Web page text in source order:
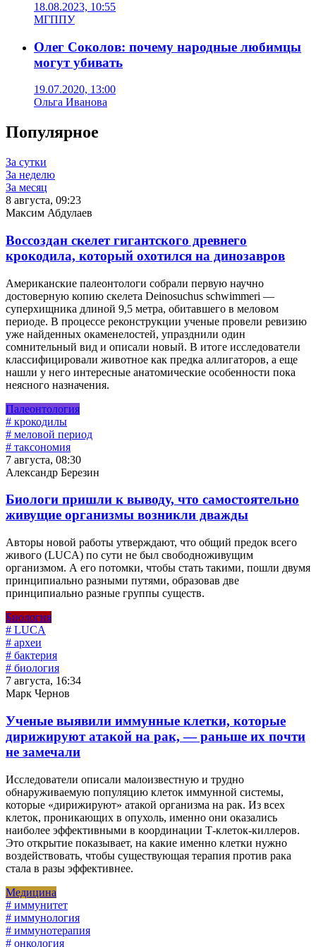
18.08.2023, 10:55
МГППУ
Олег Соколов: почему народные любимцы
могут убивать
19.07.2020, 13:00
Ольга Иванова
Популярное
За сутки
За неделю
За месяц
8 августа, 09:23
Максим Абдулаев
Воссоздан скелет гигантского древнего
крокодила, который охотился на динозавров
Американские палеонтологи собрали первую научно
достоверную копию скелета Deinosuchus schwimmeri —
суперхищника длиной 9,5 метра, обитавшего в меловом
периоде. В процессе реконструкции ученые провели ревизию
уже найденных окаменелостей, упразднили один
сомнительный вид и описали новый. В итоге исследователи
классифицировали животное как предка аллигаторов, а еще
нашли у него интересные анатомические особенности пока
неясного назначения.
Палеонтология
# крокодилы
# меловой период
# таксономия
7 августа, 08:30
Александр Березин
Биологи пришли к выводу, что самостоятельно
живущие организмы возникли дважды
Авторы новой работы утверждают, что общий предок всего
живого (LUCA) по сути не был свободноживущим
организмом. А его потомки, чтобы стать такими, пошли двумя
принципиально разными путями, образовав две
принципиально разные группы существ.
Биология
# LUCA
# археи
# бактерия
# биология
7 августа, 16:34
Марк Чернов
Ученые выявили иммунные клетки, которые
дирижируют атакой на рак, — раньше их почти
не замечали
Исследователи описали малоизвестную и трудно
обнаруживаемую популяцию клеток иммунной системы,
которые «дирижируют» атакой организма на рак. Из всех
клеток, проникающих в опухоль, именно они оказались
наиболее эффективными в координации Т-клеток-киллеров.
Это открытие показывает, на какие именно клетки нужно
воздействовать, чтобы существующая терапия против рака
стала в разы эффективнее.
Медицина
# иммунитет
# иммунология
# иммунотерапия
# онкология